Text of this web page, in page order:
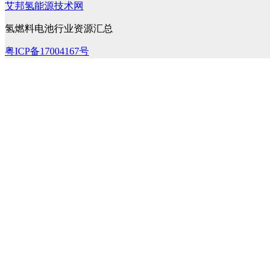
艾邦氢能源技术网
氢燃料电池行业资源汇总
粤ICP备17004167号